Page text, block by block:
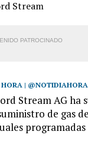
PATROCINADO
| @NOTIDIAHORA
Stream AG ha
de gas